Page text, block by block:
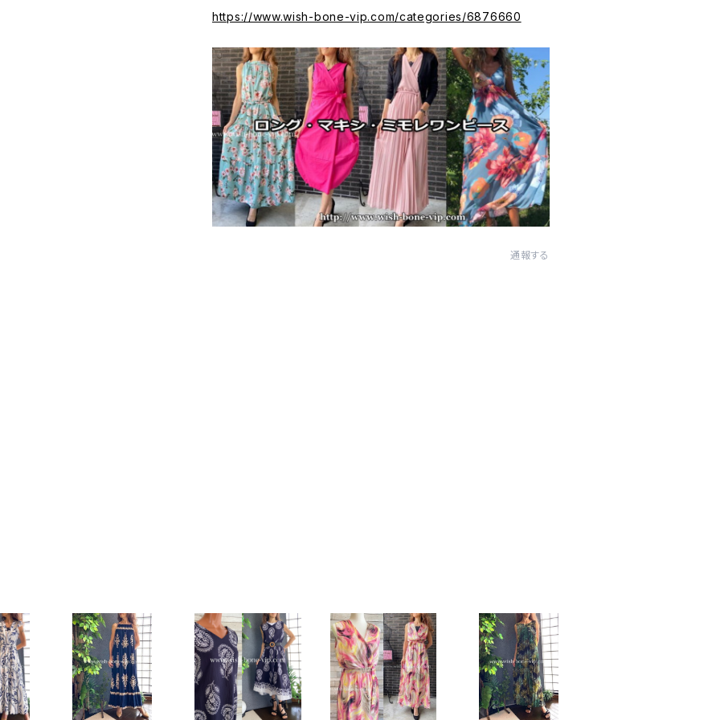
https://www.wish-bone-vip.com/categories/6876660
通報する